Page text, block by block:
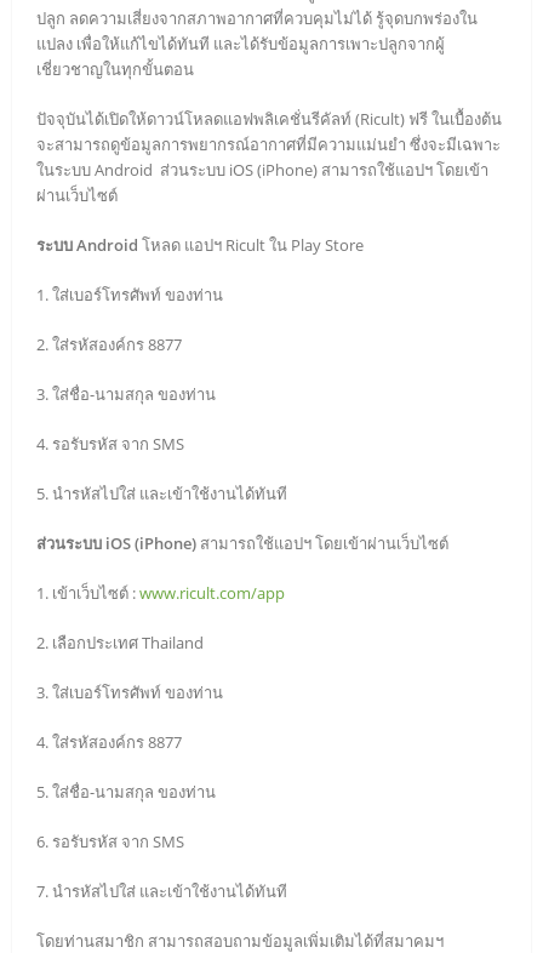
ปลูก ลดความเสี่ยงจากสภาพอากาศที่ควบคุมไม่ได้ รู้จุดบกพร่องใน
แปลง เพื่อให้แก้ไขได้ทันที และได้รับข้อมูลการเพาะปลูกจากผู้
เชี่ยวชาญในทุกขั้นตอน
ปัจจุบันได้เปิดให้ดาวน์โหลดแอฟพลิเคชั่นรีคัลท์ (Ricult) ฟรี ในเบื้องต้น
จะสามารถดูข้อมูลการพยากรณ์อากาศที่มีความแม่นยำ ซึ่งจะมีเฉพาะ
ในระบบ Android ส่วนระบบ iOS (iPhone) สามารถใช้แอปฯ โดยเข้า
ผ่านเว็บไซต์
ระบบ Android โหลด แอปฯ Ricult ใน Play Store
1. ใส่เบอร์โทรศัพท์ ของท่าน
2. ใส่รหัสองค์กร 8877
3. ใส่ชื่อ-นามสกุล ของท่าน
4. รอรับรหัส จาก SMS
5. นำรหัสไปใส่ และเข้าใช้งานได้ทันที
ส่วนระบบ iOS (iPhone) สามารถใช้แอปฯ โดยเข้าผ่านเว็บไซต์
1. เข้าเว็บไซต์ :www.ricult.com/app
2. เลือกประเทศ Thailand
3. ใส่เบอร์โทรศัพท์ ของท่าน
4. ใส่รหัสองค์กร 8877
5. ใส่ชื่อ-นามสกุล ของท่าน
6. รอรับรหัส จาก SMS
7. นำรหัสไปใส่ และเข้าใช้งานได้ทันที
โดยท่านสมาชิก สามารถสอบถามข้อมูลเพิ่มเติมได้ที่สมาคมฯ